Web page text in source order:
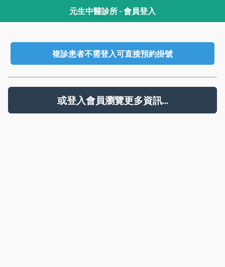
元生中醫診所 - 會員登入
複診患者不需登入可直接預約掛號
或登入會員瀏覽更多資訊...